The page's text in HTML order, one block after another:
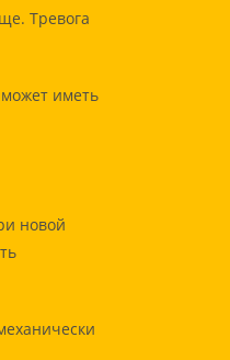
Тревога
иметь
новой